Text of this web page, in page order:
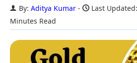
By: Aditya Kumar Last
Minutes Read